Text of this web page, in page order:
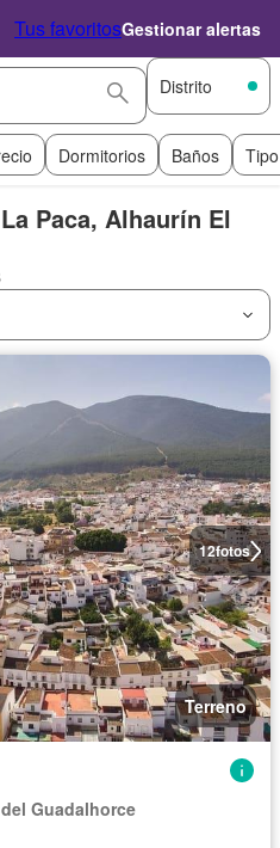
Tus favoritosGestionar alertas
Distrito
Dormitorios Baños
Paca, Alhaurín El
12fotos
Terreno
Guadalhorce